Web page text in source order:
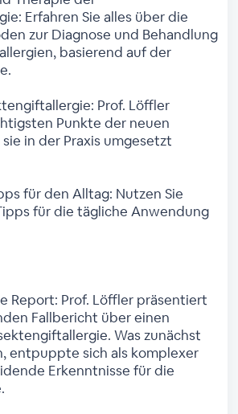
Erfahren Sie alles über die
zur Diagnose und Behandlung
basierend auf der
Prof. Löffler
Punkte der neuen
in der Praxis umgesetzt
für den Alltag: Nutzen Sie
für die tägliche Anwendung
Report: Prof. Löffler präsentiert
Fallbericht über einen
Was zunächst
entpuppte sich als komplexer
Erkenntnisse für die